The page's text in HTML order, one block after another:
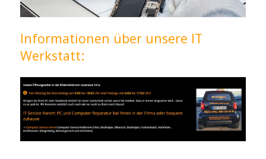
Informationen über unsere IT
Werkstatt: